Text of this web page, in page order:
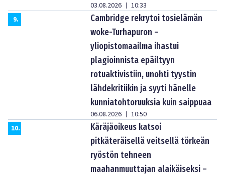
03.08.2026 | 10:33
9.
Cambridge rekrytoi tosielämän
woke-Turhapuron –
yliopistomaailma ihastui
plagioinnista epäiltyyn
rotuaktivistiin, unohti tyystin
lähdekritiikin ja syyti hänelle
kunniatohtoruuksia kuin saippuaa
06.08.2026 | 10:50
10.
Käräjäoikeus katsoi
pitkäteräisellä veitsellä törkeän
ryöstön tehneen
maahanmuuttajan alaikäiseksi –